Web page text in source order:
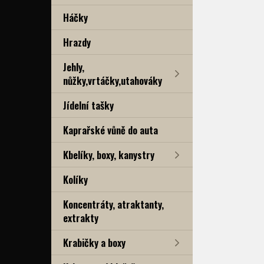
Háčky
Hrazdy
Jehly,
nůžky,vrtáčky,utahováky
Jídelní tašky
Kaprařské vůně do auta
Kbelíky, boxy, kanystry
Kolíky
Koncentráty, atraktanty,
extrakty
Krabičky a boxy